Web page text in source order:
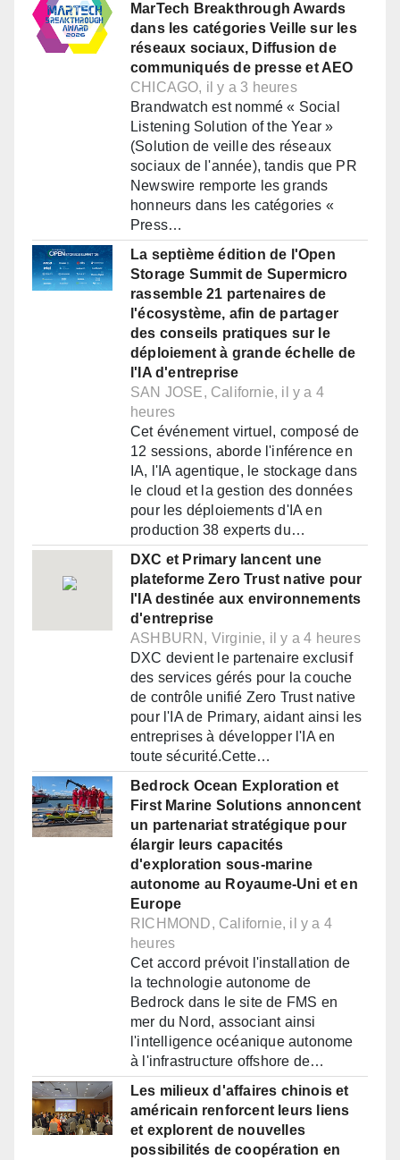
MarTech Breakthrough Awards
dans les catégories Veille sur les
réseaux sociaux, Diffusion de
communiqués de presse et AEO
CHICAGO, il y a 3 heures
Brandwatch est nommé « Social
Listening Solution of the Year »
(Solution de veille des réseaux
sociaux de l'année), tandis que PR
Newswire remporte les grands
honneurs dans les catégories «
Press…
La septième édition de l'Open
Storage Summit de Supermicro
rassemble 21 partenaires de
l'écosystème, afin de partager
des conseils pratiques sur le
déploiement à grande échelle de
l'IA d'entreprise
SAN JOSE, Californie, il y a 4
heures
Cet événement virtuel, composé de
12 sessions, aborde l'inférence en
IA, l'IA agentique, le stockage dans
le cloud et la gestion des données
pour les déploiements d'IA en
production 38 experts du…
DXC et Primary lancent une
plateforme Zero Trust native pour
l'IA destinée aux environnements
d'entreprise
ASHBURN, Virginie, il y a 4 heures
DXC devient le partenaire exclusif
des services gérés pour la couche
de contrôle unifié Zero Trust native
pour l'IA de Primary, aidant ainsi les
entreprises à développer l'IA en
toute sécurité.Cette…
Bedrock Ocean Exploration et
First Marine Solutions annoncent
un partenariat stratégique pour
élargir leurs capacités
d'exploration sous-marine
autonome au Royaume-Uni et en
Europe
RICHMOND, Californie, il y a 4
heures
Cet accord prévoit l'installation de
la technologie autonome de
Bedrock dans le site de FMS en
mer du Nord, associant ainsi
l'intelligence océanique autonome
à l'infrastructure offshore de…
Les milieux d'affaires chinois et
américain renforcent leurs liens
et explorent de nouvelles
possibilités de coopération en